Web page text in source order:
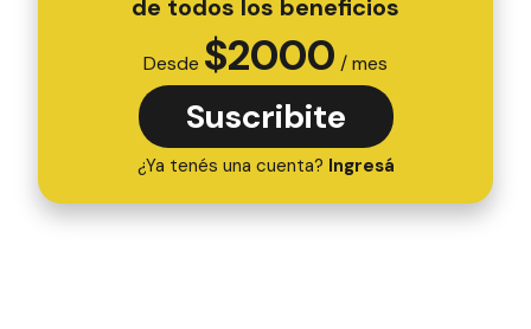
de todos los beneficios
Desde $2000 / mes
Suscribite
¿Ya tenés una cuenta? Ingresá